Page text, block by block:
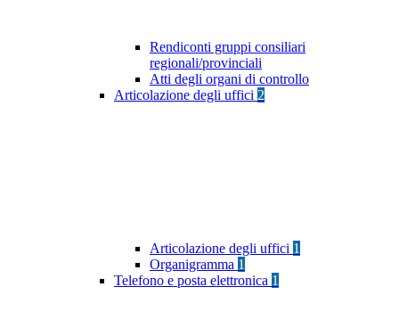
Rendiconti gruppi consiliari
regionali/provinciali
Atti degli organi di controllo
Articolazione degli uffici 2
Articolazione degli uffici 1
Organigramma 1
Telefono e posta elettronica 1